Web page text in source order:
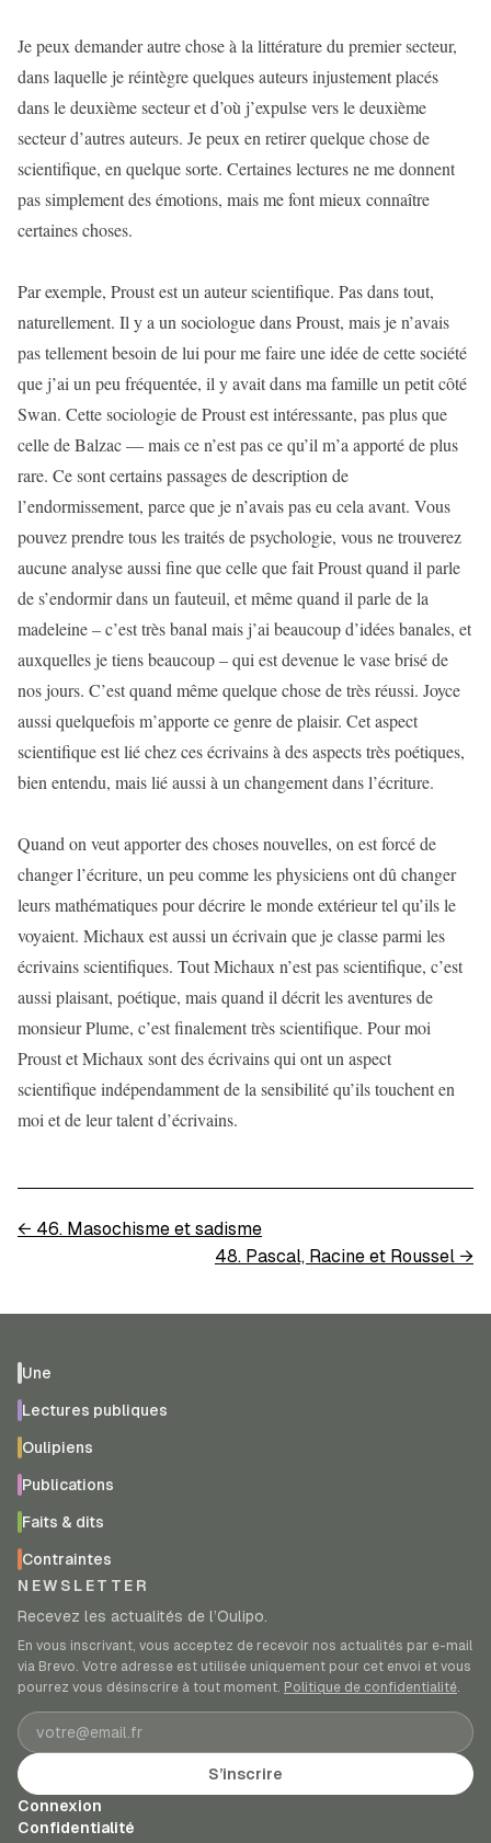
Je peux demander autre chose à la littérature du premier secteur,
dans laquelle je réintègre quelques auteurs injustement placés
dans le deuxième secteur et d’où j’expulse vers le deuxième
secteur d’autres auteurs. Je peux en retirer quelque chose de
scientifique, en quelque sorte. Certaines lectures ne me donnent
pas simplement des émotions, mais me font mieux connaître
certaines choses.
Par exemple, Proust est un auteur scientifique. Pas dans tout,
naturellement. Il y a un sociologue dans Proust, mais je n’avais
pas tellement besoin de lui pour me faire une idée de cette société
que j’ai un peu fréquentée, il y avait dans ma famille un petit côté
Swan. Cette sociologie de Proust est intéressante, pas plus que
celle de Balzac — mais ce n’est pas ce qu’il m’a apporté de plus
rare. Ce sont certains passages de description de
l’endormissement, parce que je n’avais pas eu cela avant. Vous
pouvez prendre tous les traités de psychologie, vous ne trouverez
aucune analyse aussi fine que celle que fait Proust quand il parle
de s’endormir dans un fauteuil, et même quand il parle de la
madeleine – c’est très banal mais j’ai beaucoup d’idées banales, et
auxquelles je tiens beaucoup – qui est devenue le vase brisé de
nos jours. C’est quand même quelque chose de très réussi. Joyce
aussi quelquefois m’apporte ce genre de plaisir. Cet aspect
scientifique est lié chez ces écrivains à des aspects très poétiques,
bien entendu, mais lié aussi à un changement dans l’écriture.
Quand on veut apporter des choses nouvelles, on est forcé de
changer l’écriture, un peu comme les physiciens ont dû changer
leurs mathématiques pour décrire le monde extérieur tel qu’ils le
voyaient. Michaux est aussi un écrivain que je classe parmi les
écrivains scientifiques. Tout Michaux n’est pas scientifique, c’est
aussi plaisant, poétique, mais quand il décrit les aventures de
monsieur Plume, c’est finalement très scientifique. Pour moi
Proust et Michaux sont des écrivains qui ont un aspect
scientifique indépendamment de la sensibilité qu’ils touchent en
moi et de leur talent d’écrivains.
← 46. Masochisme et sadisme
48. Pascal, Racine et Roussel →
Une
Lectures publiques
Oulipiens
Publications
Faits & dits
Contraintes
NEWSLETTER
Recevez les actualités de l’Oulipo.
En vous inscrivant, vous acceptez de recevoir nos actualités par e-mail
via Brevo. Votre adresse est utilisée uniquement pour cet envoi et vous
pourrez vous désinscrire à tout moment. Politique de confidentialité.
Adresse e-mail
S’inscrire
Connexion
Confidentialité